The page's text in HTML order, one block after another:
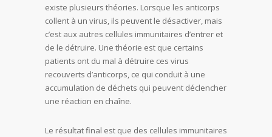
existe plusieurs théories. Lorsque les anticorps
collent à un virus, ils peuvent le désactiver, mais
c’est aux autres cellules immunitaires d’entrer et
de le détruire. Une théorie est que certains
patients ont du mal à détruire ces virus
recouverts d’anticorps, ce qui conduit à une
accumulation de déchets qui peuvent déclencher
une réaction en chaîne.
Le résultat final est que des cellules immunitaires